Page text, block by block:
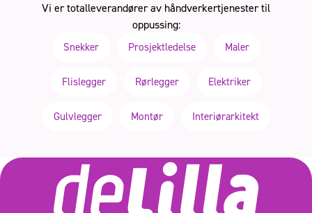
Vi er totalleverandører av håndverkertjenester til
oppussing:
Snekker Prosjektledelse Maler
Flislegger Rørlegger Elektriker
Gulvlegger Montør Interiørarkitekt